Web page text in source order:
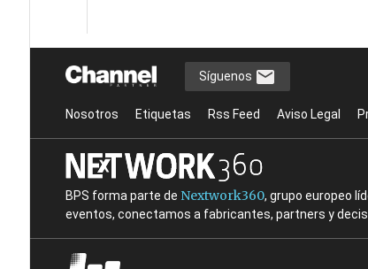
Síguenos
Nosotros Etiquetas Rss Feed Aviso Legal
BPS forma parte de Nextwork360, grupo europeo
eventos, conectamos a fabricantes, partners y